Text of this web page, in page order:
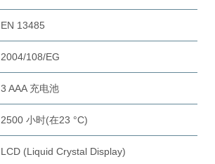
EN 13485
2004/108/EG
3 AAA 充电池
2500 小时(在23 °C)
LCD (Liquid Crystal Display)